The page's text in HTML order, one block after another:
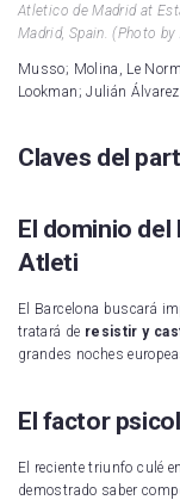
Atletico de Madrid at
Madrid, Spain. (Photo
Musso; Molina, Le
Lookman; Julián
Claves del
El dominio del
Atleti
El Barcelona buscará
tratará de resistir y
grandes noches
El factor
El reciente triunfo culé
demostrado saber